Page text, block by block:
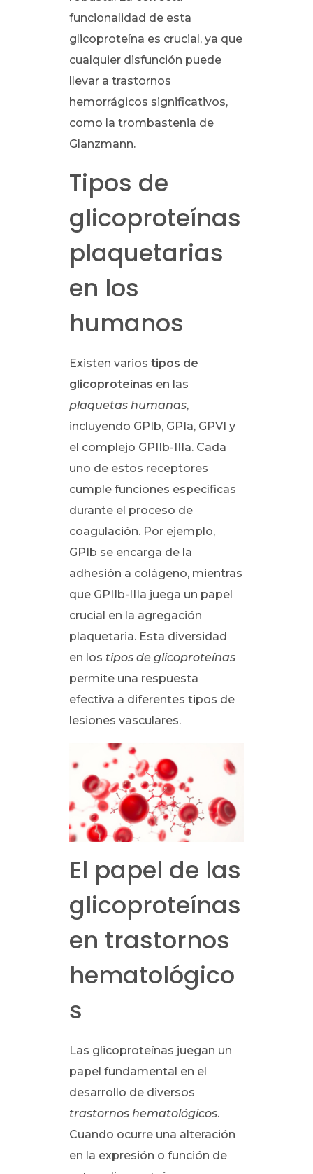
funcionalidad de esta
glicoproteína es crucial, ya que
cualquier disfunción puede
llevar a trastornos
hemorrágicos significativos,
como la trombastenia de
Glanzmann.
Tipos de
glicoproteínas
plaquetarias
en los
humanos
Existen variostipos de
glicoproteínas en las
plaquetas humanas,
incluyendo GPIb, GPIa, GPVI y
el complejo GPIIb-IIIa. Cada
uno de estos receptores
cumple funciones específicas
durante el proceso de
coagulación. Por ejemplo,
GPIb se encarga de la
adhesión a colágeno, mientras
que GPIIb-IIIa juega un papel
crucial en la agregación
plaquetaria. Esta diversidad
en los tipos de glicoproteínas
permite una respuesta
efectiva a diferentes tipos de
lesiones vasculares.
El papel de las
glicoproteínas
en trastornos
hematológico
s
Las glicoproteínas juegan un
papel fundamental en el
desarrollo de diversos
trastornos hematológicos.
Cuando ocurre una alteración
en la expresión o función de